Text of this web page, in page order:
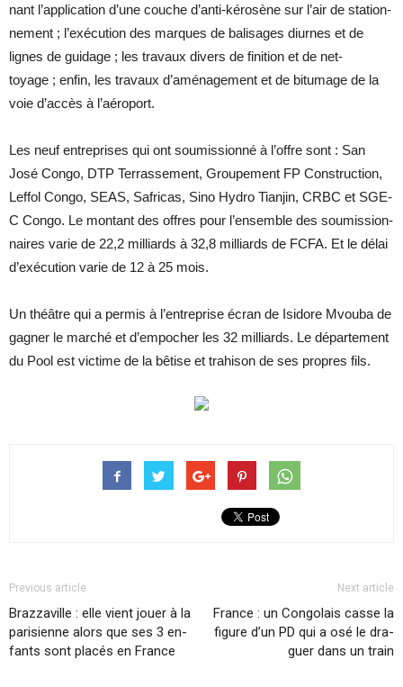
nant l’ap­pli­ca­tion d’une couche d’anti-ké­ro­sène sur l’air de sta­tion­
ne­ment ; l’exé­cu­tion des marques de ba­li­sages diurnes et de
lignes de gui­dage ; les tra­vaux di­vers de fi­ni­tion et de net­
toyage ; en­fin, les tra­vaux d’amé­na­ge­ment et de bi­tu­mage de la
voie d’ac­cès à l’aé­ro­port.
Les neuf en­tre­prises qui ont sou­mis­sionné à l’offre sont : San
José Congo, DTP Ter­ras­se­ment, Grou­pe­ment FP Construc­tion,
Lef­fol Congo, SEAS, Sa­fri­cas, Sino Hy­dro Tian­jin, CRBC et SGE-
C Congo. Le mon­tant des offres pour l’en­semble des sou­mis­sion­
naires va­rie de 22,2 mil­liards à 32,8 mil­liards de FCFA. Et le dé­lai
d’exé­cu­tion va­rie de 12 à 25 mois.
Un théâtre qui a per­mis à l’en­tre­prise écran de Isi­dore Mvouba de
ga­gner le mar­ché et d’em­po­cher les 32 mil­liards. Le dé­par­te­ment
du Pool est vic­time de la bê­tise et tra­hi­son de ses propres fils.
Previous article
Braz­za­ville : elle vient jouer à la
pa­ri­sienne alors que ses 3 en­
fants sont pla­cés en France
Next article
France : un Congo­lais casse la
fi­gure d’un PD qui a osé le dra­
guer dans un train